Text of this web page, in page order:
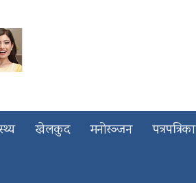
खेलकुद मनोरञ्जन पत्रपत्रिका